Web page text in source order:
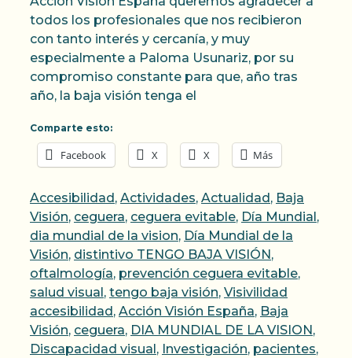
todos los profesionales que nos recibieron
con tanto interés y cercanía, y muy
especialmente a Paloma Usunariz, por su
compromiso constante para que, año tras
año, la baja visión tenga el
Comparte esto:
Facebook X X Más
Categorías
Accesibilidad , Actividades, Actualidad , Baja
Visión, ceguera, ceguera evitable, Día Mundial ,
dia mundial de la vision, Día Mundial de la
Visión, distintivo TENGO BAJA VISIÓN ,
oftalmología, prevención ceguera evitable,
salud visual , tengo baja visión, Visivilidad
accesibilidad , Acción Visión España, Baja
Visión, ceguera, DIA MUNDIAL DE LA VISION ,
Discapacidad visual , Investigación, pacientes,